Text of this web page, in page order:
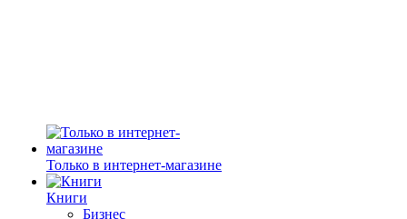
Только в интернет-магазине
Книги
Бизнес